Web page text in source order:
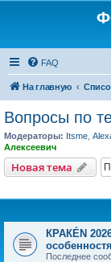
FAQ
На главную
Вопросы по
Модераторы: Itsme
Алексеевич
Новая тема
КРАКÉN
Последнее